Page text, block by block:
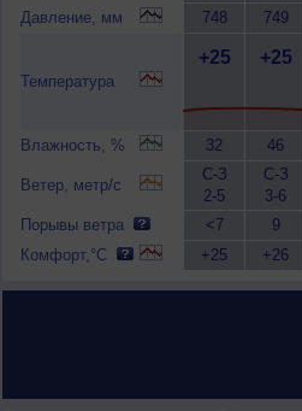
Давление, мм
Температура
Влажность, %
Ветер, метр/с
Порывы ветра
Комфорт,°C
748
+25
32
С-З
2-5
<7
+25
749
+25
46
С-З
3-6
9
+26